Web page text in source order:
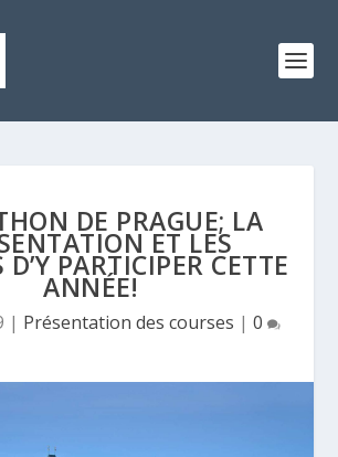
DE PRAGUE; LA
ET LES
PARTICIPER CETTE
ANNÉE!
| Présentation des courses | 0